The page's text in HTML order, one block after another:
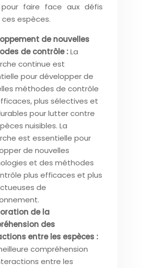
pour faire face aux défis
espèces.
de nouvelles
de contrôle :La
continue est
pour développer de
méthodes de contrôle
plus sélectives et
pour lutter contre
nuisibles. La
est essentielle pour
de nouvelles
et des méthodes
plus efficaces et plus
de
de la
des
entre les espèces :
compréhension
entre les